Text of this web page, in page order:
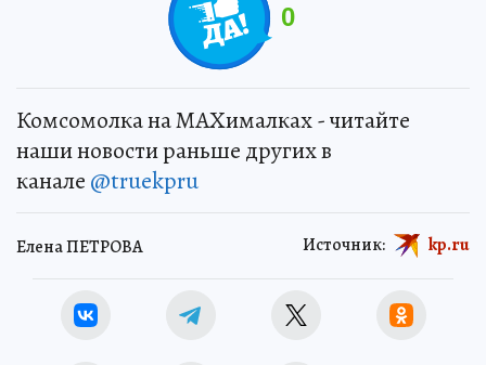
0
Комсомолка на MAXималках - читайте
наши новости раньше других в
канале @truekpru
Елена ПЕТРОВА Источник: kp.ru